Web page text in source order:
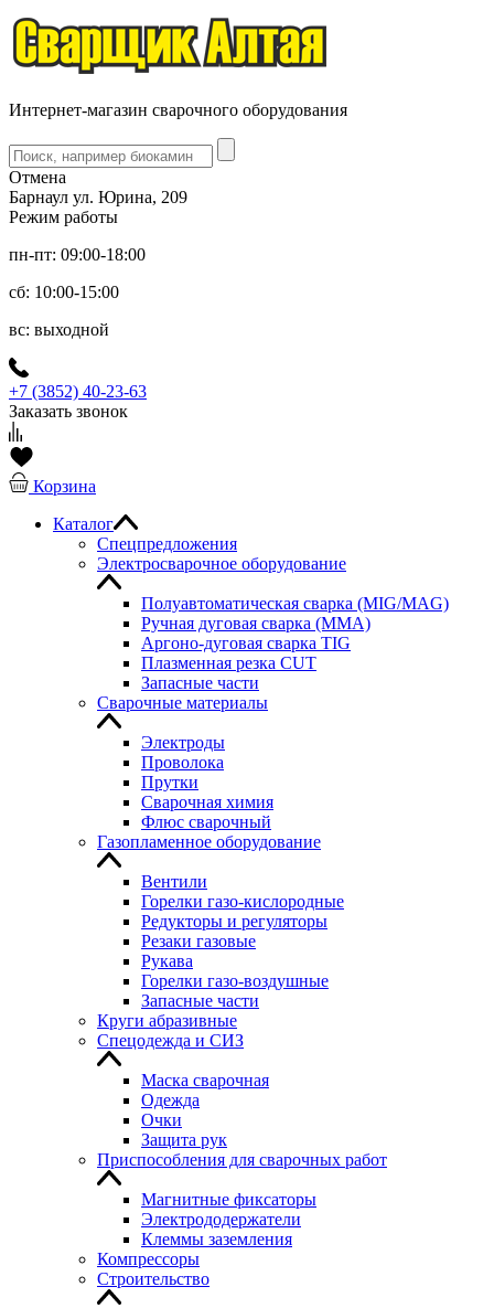
Интернет-магазин сварочного оборудования
Отмена
Барнаул ул. Юрина, 209
Режим работы
пн-пт: 09:00-18:00
сб: 10:00-15:00
вс: выходной
+7 (3852) 40-23-63
Заказать звонок
Корзина
Каталог
Спецпредложения
Электросварочное оборудование
Полуавтоматическая сварка (MIG/MAG)
Ручная дуговая сварка (MMA)
Аргоно-дуговая сварка TIG
Плазменная резка CUT
Запасные части
Сварочные материалы
Электроды
Проволока
Прутки
Сварочная химия
Флюс сварочный
Газопламенное оборудование
Вентили
Горелки газо-кислородные
Редукторы и регуляторы
Резаки газовые
Рукава
Горелки газо-воздушные
Запасные части
Круги абразивные
Спецодежда и СИЗ
Маска сварочная
Одежда
Очки
Защита рук
Приспособления для сварочных работ
Магнитные фиксаторы
Электрододержатели
Клеммы заземления
Компрессоры
Строительство